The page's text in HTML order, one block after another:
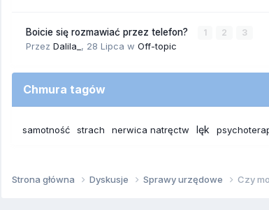
Boicie się rozmawiać przez telefon? 1 2 3
Przez Dalila_ , 28 Lipca w Off-topic
Chmura tagów
samotność strach nerwica natręctw lęk
Strona główna Dyskusje Sprawy urzędowe Czy